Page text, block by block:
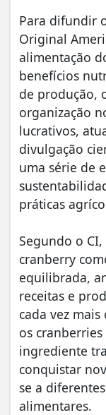
Para difundir
Original
alimentação
benefícios
de produção,
organização
lucrativos,
divulgação
uma série de
práticas
Segundo o
cranberry
equilibrada,
receitas e
cada vez
os
ingrediente
conquistar
se a
alimentares.